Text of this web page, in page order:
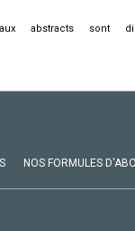
abstracts sont
NOS FORMULES